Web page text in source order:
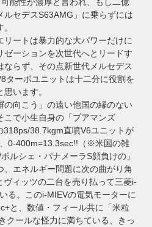
ルセデスS63AMG」に乗らずには
リートは暴力的な大パワーだけに
ゼーションを次世代へとリードす
らず、その点新世代メルセデス
ターボユニットは十二分に役割を
います。
の向こう」の遠い他国の縁のない
こで小生自身の「プアマンズ
318ps/38.7kgm直噴V6ユニットが
0-400m=13.3sec!!（※米国の雑
ルシェ・パナメーラS顔負けの」
エネルギー問題に次の曲がり角
ィッツの二台を売り払って三菱i-
る。このi-MIEVの電気モーターに
と、数値・フィール共に「米粒
クールな怪力に満ちている、きっ